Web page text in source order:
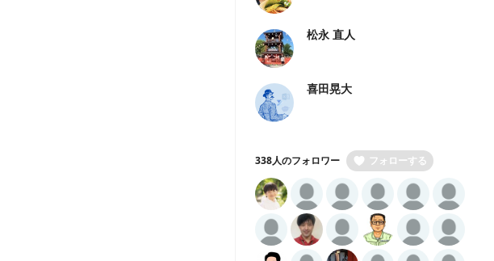
松永 直人
喜田晃大
338人のフォロワー フォローする